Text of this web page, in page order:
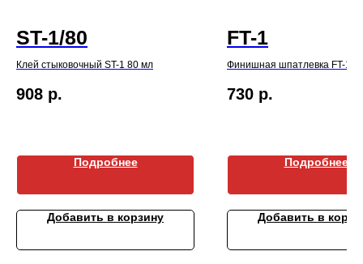
ST-1/80
Клей стыковочный ST-1 80 мл
908 р.
Подробнее
Добавить в корзину
FT-1
Финишная шпатлевка FT-1
730 р.
Подробнее
Добавить в